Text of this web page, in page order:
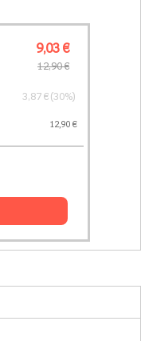
9,03 €
12,90 €
3,87 € (30%)
12,90 €